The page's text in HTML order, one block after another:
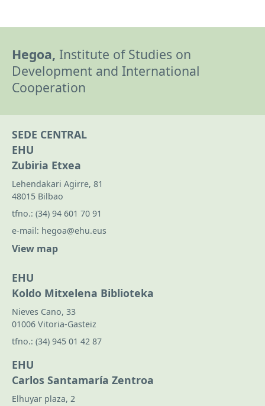
Hegoa, Institute of Studies on
Development and International
Cooperation
SEDE CENTRAL
EHU
Zubiria Etxea
Lehendakari Agirre, 81
48015 Bilbao
tfno.: (34) 94 601 70 91
e-mail: hegoa@ehu.eus
View map
EHU
Koldo Mitxelena Biblioteka
Nieves Cano, 33
01006 Vitoria-Gasteiz
tfno.: (34) 945 01 42 87
EHU
Carlos Santamaría Zentroa
Elhuyar plaza, 2